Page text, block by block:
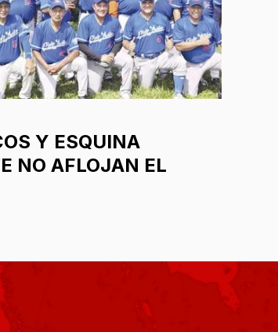
Y ESQUINA
NO AFLOJAN EL